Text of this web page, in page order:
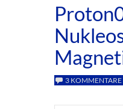
3 KOMMENTARE